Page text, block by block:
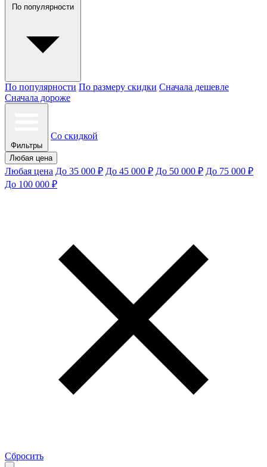
По популярности
По популярности По размеру скидки Сначала дешевле
Сначала дороже
Фильтры
Со скидкой
Любая цена
Любая цена До 35 000 ₽ До 45 000 ₽ До 50 000 ₽ До 75 000 ₽
До 100 000 ₽
Сбросить